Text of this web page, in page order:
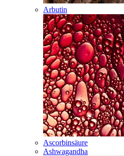
Arbutin
Ascorbinsäure
Ashwagandha